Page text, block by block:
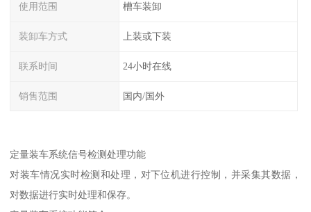
使用范围 槽车装卸
装卸车方式 上装或下装
联系时间 24小时在线
销售范围 国内/国外
定量装车系统信号检测处理功能
对装车情况实时检测和处理，对下位机进行控制，并采集其数据，
对数据进行实时处理和保存。